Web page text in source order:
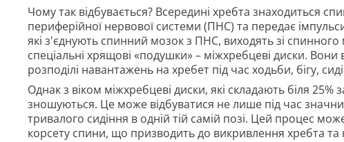
Чому так відбувається? Всередині хребта знаходиться
периферійної нервової системи (ПНС) та передає
які з'єднують спинний мозок з ПНС, виходять зі
спеціальні хрящові «подушки» – міжхребцеві диски.
розподілі навантажень на хребет під час ходьби, бігу,
Однак з віком міжхребцеві диски, які складають біля
зношуються. Це може відбуватися не лише під час
тривалого сидіння в одній тій самій позі. Цей процес
корсету спини, що призводить до викривлення хребта